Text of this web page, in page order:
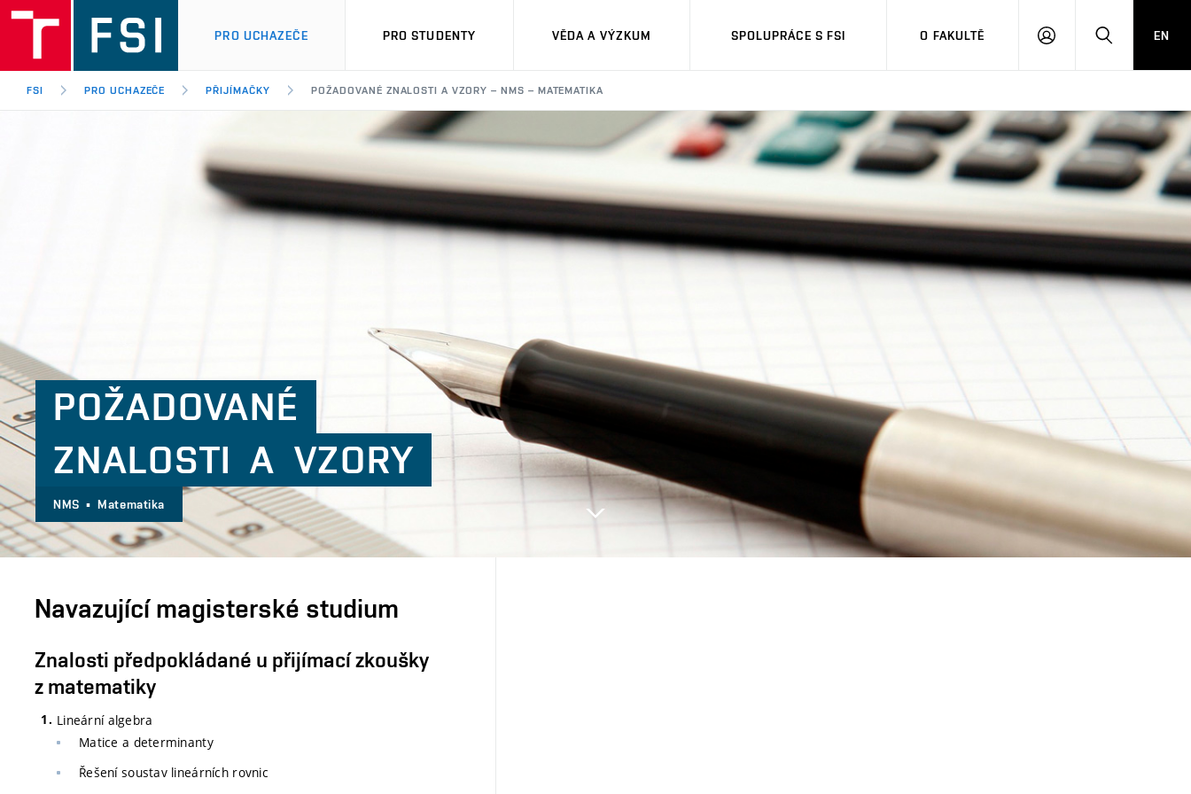
PRO UCHAZEČE PRO STUDENTY VĚDA A VÝZKUM SPOLUPRÁCE S FSI O FAKULTĚ
PŘIHLÁŠENÍHLEDAT
EN
FSI PRO UCHAZEČE PŘIJÍMAČKY POŽADOVANÉ ZNALOSTI A VZORY – NMS – MATEMATIKA
POŽADOVANÉ
ZNALOSTI A VZORY
NMS ▪ Matematika
Navazující magisterské studium
Znalosti předpokládané u přijímací zkoušky
z matematiky
Lineární algebra
Matice a determinanty
Řešení soustav lineárních rovnic